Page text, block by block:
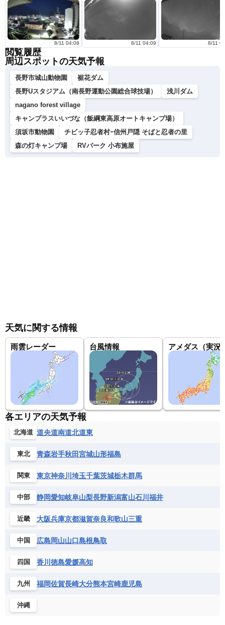
8/11 04:08 8/11 04:09 8/11
閲覧履歴
周辺スポットの天気予報
長野市城山動物園
裾花ダム
長野Uスタジアム（南長野運動公園総合球技場）
浅川ダム
nagano forest village
キャンプラスいいづな（飯綱東高原オートキャンプ場）
須坂市動物園
チビッ子忍者村ｰ信州戸隠 そばと忍者の里
森の灯キャンプ場
RVパーク 小布施屋
天気に関する情報
雨雲レーダー 台風情報 アメダス（実況
各エリアの天気予報
北海道 道央道南道北道東
東北 青森岩手秋田宮城山形福島
関東 東京神奈川 埼玉千葉茨城栃木群馬
中部 静岡愛知岐阜山梨長野新潟富山石川 福井
近畿 大阪兵庫京都滋賀奈良和歌山三重
中国 広島岡山山口島根鳥取
四国 香川 徳島愛媛高知
九州 福岡佐賀長崎大分熊本宮崎鹿児島
沖縄